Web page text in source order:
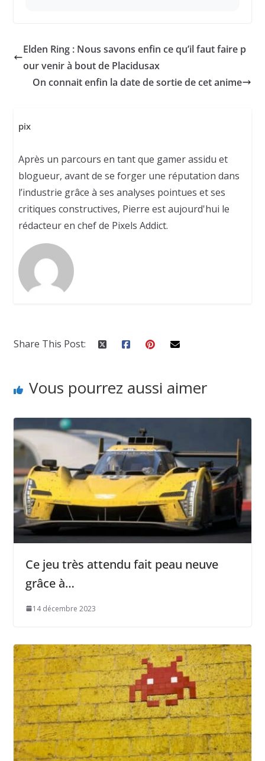
Elden Ring : Nous savons enfin ce qu’il faut faire p
our venir à bout de Placidusax
On connait enfin la date de sortie de cet anime
pix
Après un parcours en tant que gamer assidu et
blogueur, avant de se forger une réputation dans
l’industrie grâce à ses analyses pointues et ses
critiques constructives, Pierre est aujourd'hui le
rédacteur en chef de Pixels Addict.
Share This Post:
Vous pourrez aussi aimer
Ce jeu très attendu fait peau neuve
grâce à…
14 décembre 2023